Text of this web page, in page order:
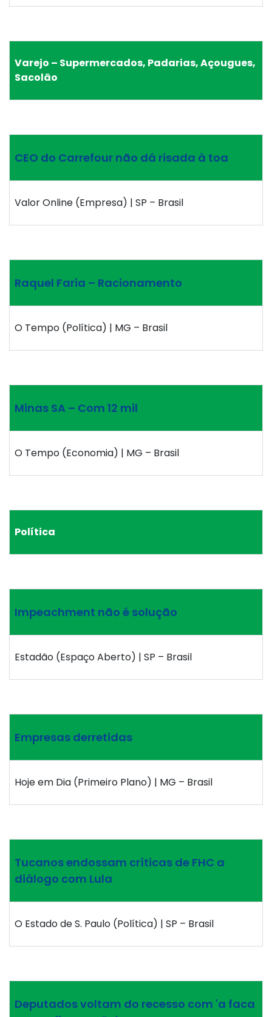
Varejo – Supermercados, Padarias, Açougues,
Sacolão
CEO do Carrefour não dá risada à toa
Valor Online (Empresa) | SP – Brasil
Raquel Faria – Racionamento
O Tempo (Política) | MG – Brasil
Minas SA – Com 12 mil
O Tempo (Economia) | MG – Brasil
Política
Impeachment não é solução
Estadão (Espaço Aberto) | SP – Brasil
Empresas derretidas
Hoje em Dia (Primeiro Plano) | MG – Brasil
Tucanos endossam críticas de FHC a
diálogo com Lula
O Estado de S. Paulo (Política) | SP – Brasil
Deputados voltam do recesso com 'a faca